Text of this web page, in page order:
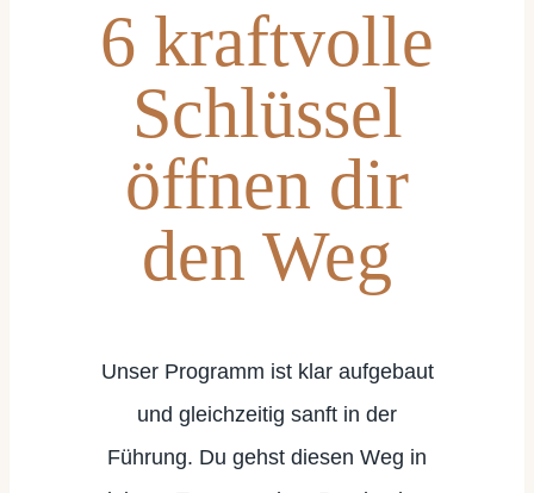
6 kraftvolle
Schlüssel
öffnen dir
den Weg
Unser Programm ist klar aufgebaut
und gleichzeitig sanft in der
Führung. Du gehst diesen Weg in